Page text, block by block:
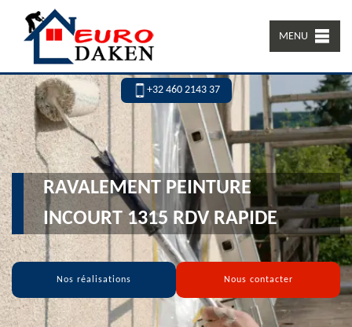
MENU
+32 460 2143 37
RAVALEMENT PEINTURE
INCOURT 1315 RDV RAPIDE
Nos réalisations Nous contacter